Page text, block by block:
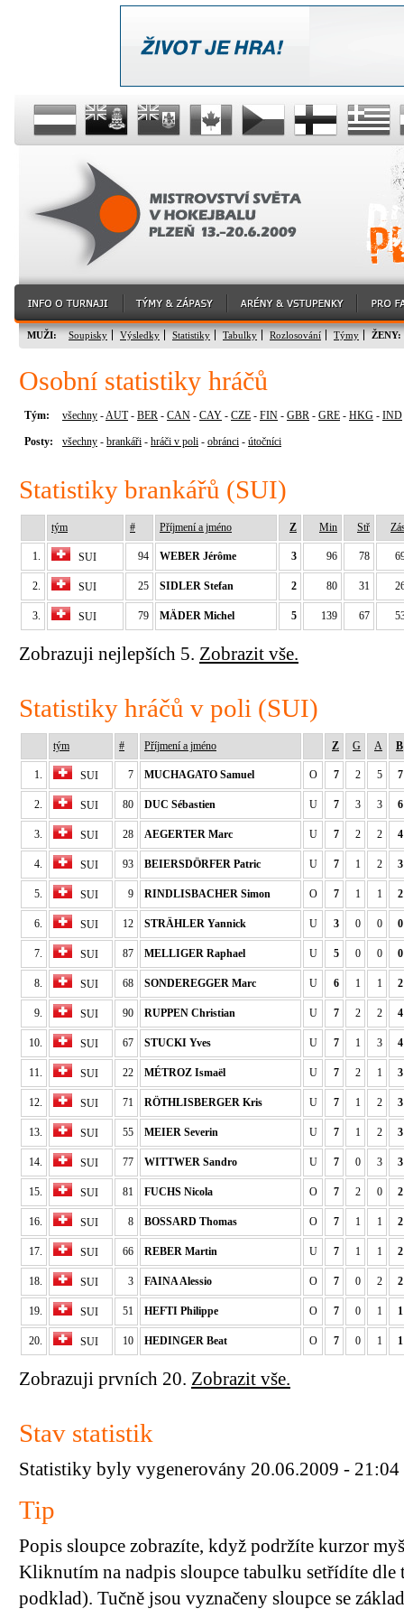
MUŽI: Soupisky Výsledky Statistiky Tabulky Rozlosování Týmy ŽENY:
Osobní statistiky hráčů
Tým: všechny -AUT- BER - CAN - CAY - CZE - FIN - GBR - GRE - HKG - IND
Posty: všechny - brankáři - hráči v poli - obránci - útočníci
Statistiky brankářů (SUI)
tým # Příjmení a jméno Z Min Stř
1. SUI 94 WEBER Jérôme 3 96 78
2. SUI 25 SIDLER Stefan 2 80 31
3. SUI 79 MÄDER Michel 5 139 67
Zobrazuji nejlepších 5. Zobrazit vše.
Statistiky hráčů v poli (SUI)
tým # Příjmení a jméno Z G A B
1. SUI 7 MUCHAGATO Samuel O 7 2 5 7
2. SUI 80 DUC Sébastien U 7 3 3 6
3. SUI 28 AEGERTER Marc U 7 2 2 4
4. SUI 93 BEIERSDÖRFER Patric U 7 1 2 3
5. SUI 9 RINDLISBACHER Simon O 7 1 1 2
6. SUI 12 STRÄHLER Yannick U 3 0 0 0
7. SUI 87 MELLIGER Raphael U 5 0 0 0
8. SUI 68 SONDEREGGER Marc U 6 1 1 2
9. SUI 90 RUPPEN Christian U 7 2 2 4
10. SUI 67 STUCKI Yves U 7 1 3 4
11. SUI 22 MÉTROZ Ismaël U 7 2 1 3
12. SUI 71 RÖTHLISBERGER Kris U 7 1 2 3
13. SUI 55 MEIER Severin U 7 1 2 3
14. SUI 77 WITTWER Sandro U 7 0 3 3
15. SUI 81 FUCHS Nicola O 7 2 0 2
16. SUI 8 BOSSARD Thomas O 7 1 1 2
17. SUI 66 REBER Martin U 7 1 1 2
18. SUI 3 FAINA Alessio O 7 0 2 2
19. SUI 51 HEFTI Philippe O 7 0 1 1
20. SUI 10 HEDINGER Beat O 7 0 1 1
Zobrazuji prvních 20. Zobrazit vše.
Stav statistik
Statistiky byly vygenerovány 20.06.2009 - 21:04
Tip
Popis sloupce zobrazíte, když podržíte kurzor
Kliknutím na nadpis sloupce tabulku setřídíte dle
podklad). Tučně jsou vyznačeny sloupce se